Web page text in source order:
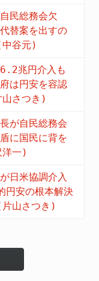
民総務会欠
替案を出すの
谷元)
兆円介入も
は円安を容認
さつき)
が自民総務会
に国民に背を
一)
日米協調介入
円安の根本解決
山さつき)